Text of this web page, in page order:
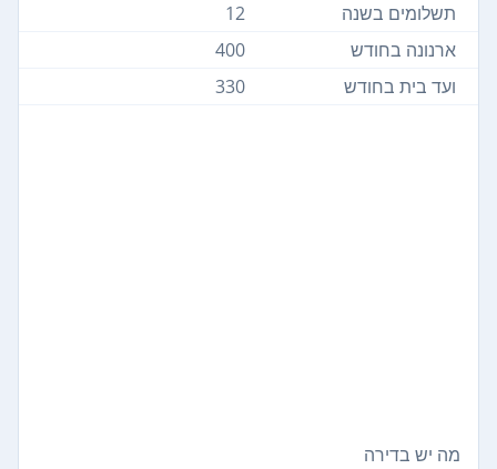
תשלומים בשנה
12
ארנונה בחודש
400
ועד בית בחודש
330
מה יש בדירה